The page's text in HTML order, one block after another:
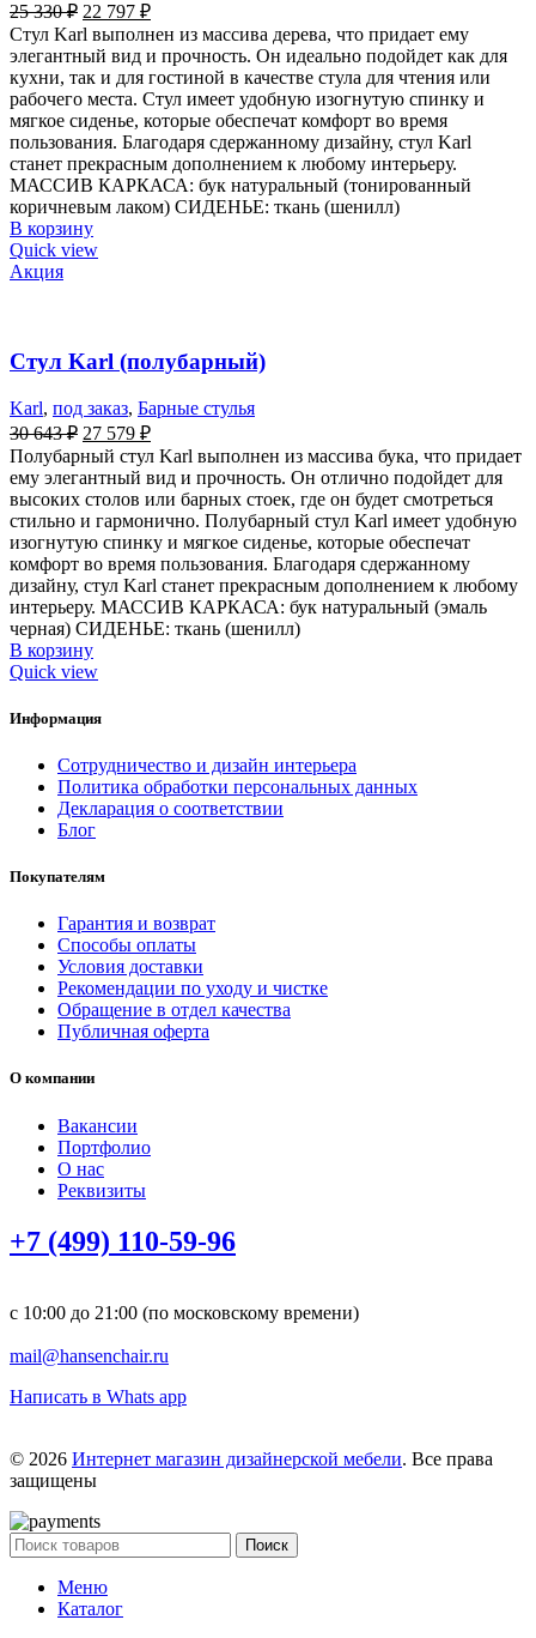
25 330₽ 22 797 ₽
Стул Karl выполнен из массива дерева, что придает ему
элегантный вид и прочность. Он идеально подойдет как для
кухни, так и для гостиной в качестве стула для чтения или
рабочего места. Стул имеет удобную изогнутую спинку и
мягкое сиденье, которые обеспечат комфорт во время
пользования. Благодаря сдержанному дизайну, стул Karl
станет прекрасным дополнением к любому интерьеру.
МАССИВ КАРКАСА: бук натуральный (тонированный
коричневым лаком) СИДЕНЬЕ: ткань (шенилл)
В корзину
Quick view
Акция
Стул Karl (полубарный)
Karl, под заказ, Барные стулья
30 643₽ 27 579 ₽
Полубарный стул Karl выполнен из массива бука, что придает
ему элегантный вид и прочность. Он отлично подойдет для
высоких столов или барных стоек, где он будет смотреться
стильно и гармонично. Полубарный стул Karl имеет удобную
изогнутую спинку и мягкое сиденье, которые обеспечат
комфорт во время пользования. Благодаря сдержанному
дизайну, стул Karl станет прекрасным дополнением к любому
интерьеру. МАССИВ КАРКАСА: бук натуральный (эмаль
черная) СИДЕНЬЕ: ткань (шенилл)
В корзину
Quick view
Информация
Сотрудничество и дизайн интерьера
Политика обработки персональных данных
Декларация о соответствии
Блог
Покупателям
Гарантия и возврат
Способы оплаты
Условия доставки
Рекомендации по уходу и чистке
Обращение в отдел качества
Публичная оферта
О компании
Вакансии
Портфолио
О нас
Реквизиты
+7 (499) 110-59-96
с 10:00 до 21:00 (по московскому времени)
mail@hansenchair.ru
Написать в Whats app
© 2026 Интернет магазин дизайнерской мебели. Все права
защищены
Поиск
Меню
Каталог